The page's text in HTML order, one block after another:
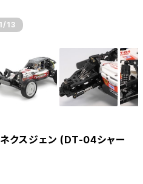
1 /13
クスジェン (DT-04シャー